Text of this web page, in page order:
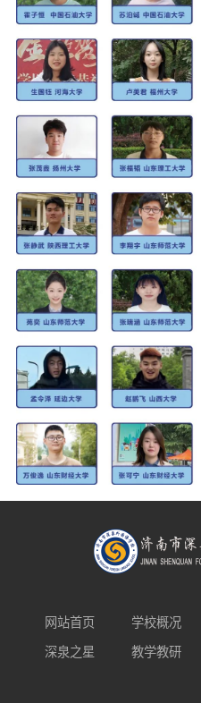
网站首页 学校概况
深泉之星 教学教研